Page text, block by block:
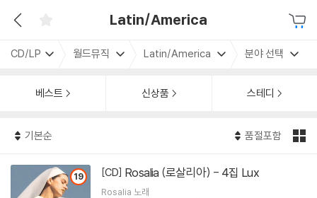
Latin/America
CD/LP 월드뮤직 Latin/America 분야 선택
베스트 신상품 스테디
기본순 품절포함
19 [CD] Rosalia (로살리아) - 4집 Lux
Rosalia 노래